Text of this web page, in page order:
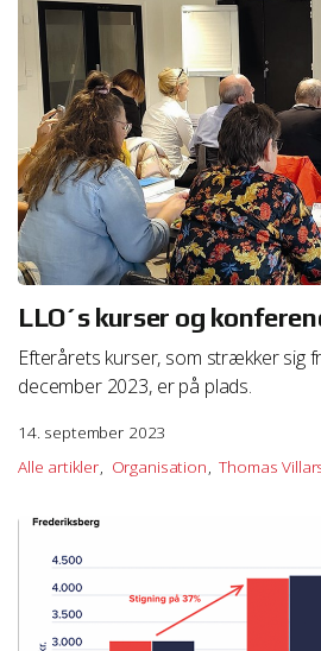
LLO´s kurser og
Efterårets kurser, som strækker sig
december 2023, er på plads.
14. september 2023
Alle artikler
Organisation Thomas